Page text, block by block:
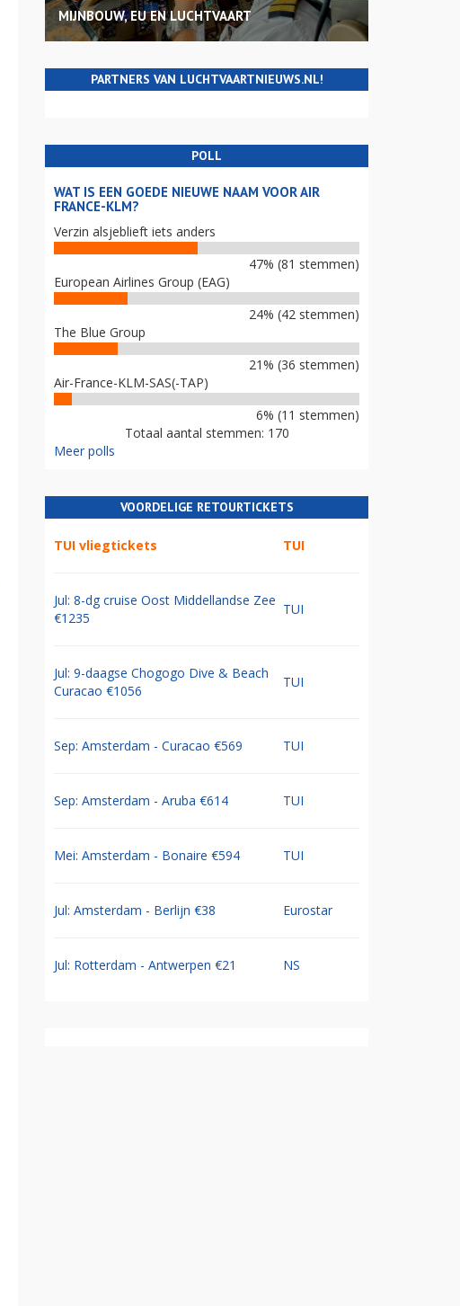
MIJNBOUW, EU EN LUCHTVAART
PARTNERS VAN LUCHTVAARTNIEUWS.NL!
POLL
WAT IS EEN GOEDE NIEUWE NAAM VOOR AIR
FRANCE-KLM?
Verzin alsjeblieft iets anders
47% (81 stemmen)
European Airlines Group (EAG)
24% (42 stemmen)
The Blue Group
21% (36 stemmen)
Air-France-KLM-SAS(-TAP)
6% (11 stemmen)
Totaal aantal stemmen: 170
Meer polls
VOORDELIGE RETOURTICKETS
TUI vliegtickets TUI
Jul: 8-dg cruise Oost Middellandse Zee
€1235
TUI
Jul: 9-daagse Chogogo Dive & Beach
Curacao €1056
TUI
Sep: Amsterdam - Curacao €569 TUI
Sep: Amsterdam - Aruba €614 TUI
Mei: Amsterdam - Bonaire €594 TUI
Jul: Amsterdam - Berlijn €38 Eurostar
Jul: Rotterdam - Antwerpen €21 NS